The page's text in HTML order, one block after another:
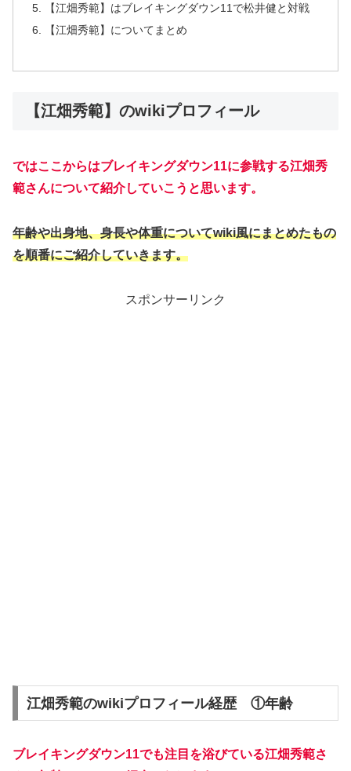
【江畑秀範】はブレイキングダウン11で松井健と対戦
【江畑秀範】についてまとめ
【江畑秀範】のwikiプロフィール
ではここからはブレイキングダウン11に参戦する江畑秀
範さんについて紹介していこうと思います。
年齢や出身地、身長や体重についてwiki風にまとめたもの
を順番にご紹介していきます。
スポンサーリンク
江畑秀範のwikiプロフィール経歴 ①年齢
ブレイキングダウン11でも注目を浴びている江畑秀範さ